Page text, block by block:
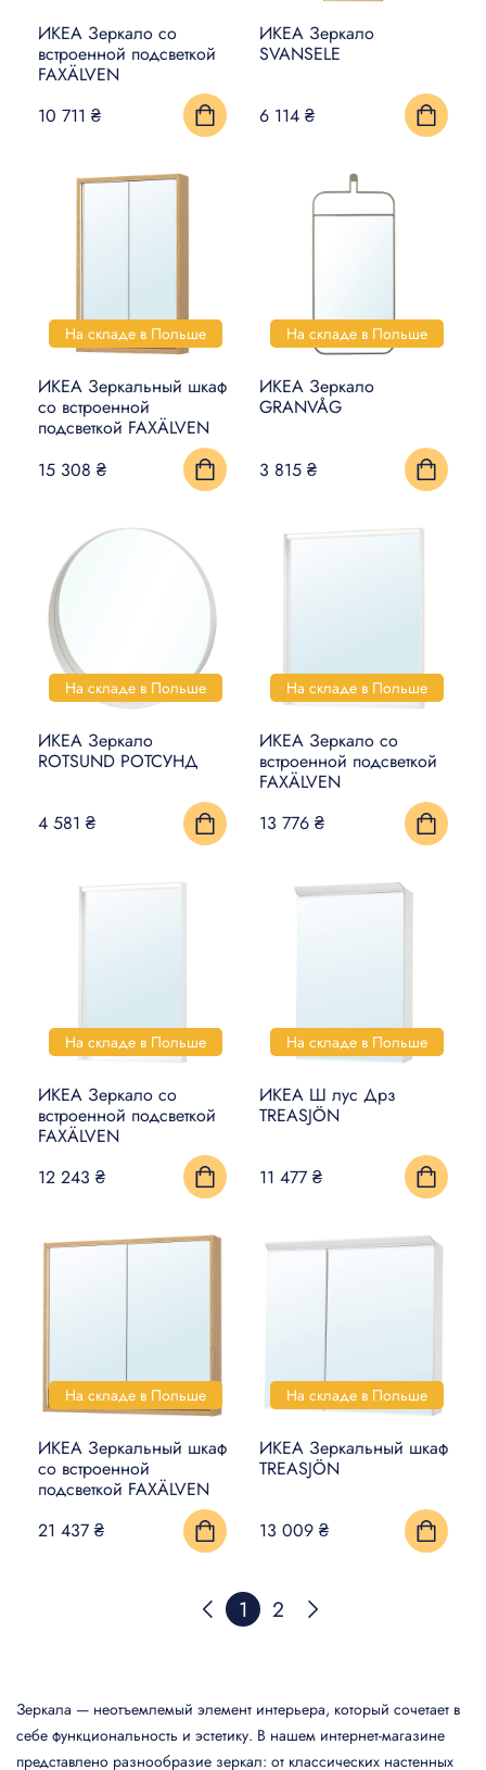
ИКЕА Зеркало со
встроенной подсветкой
FAXÄLVEN
10 711 ₴
ИКЕА Зеркало
SVANSELE
6 114 ₴
На складе в Польше
ИКЕА Зеркальный шкаф
со встроенной
подсветкой FAXÄLVEN
15 308 ₴
На складе в Польше
ИКЕА Зеркало
GRANVÅG
3 815 ₴
На складе в Польше
ИКЕА Зеркало
ROTSUND РОТСУНД
4 581 ₴
На складе в Польше
ИКЕА Зеркало со
встроенной подсветкой
FAXÄLVEN
13 776 ₴
На складе в Польше
ИКЕА Зеркало со
встроенной подсветкой
FAXÄLVEN
12 243 ₴
На складе в Польше
ИКЕА Ш лус Дрз
TREASJÖN
11 477 ₴
На складе в Польше
ИКЕА Зеркальный шкаф
со встроенной
подсветкой FAXÄLVEN
21 437 ₴
На складе в Польше
ИКЕА Зеркальный шкаф
TREASJÖN
13 009 ₴
1 2
Зеркала — неотъемлемый элемент интерьера, который сочетает в
себе функциональность и эстетику. В нашем интернет-магазине
представлено разнообразие зеркал: от классических настенных